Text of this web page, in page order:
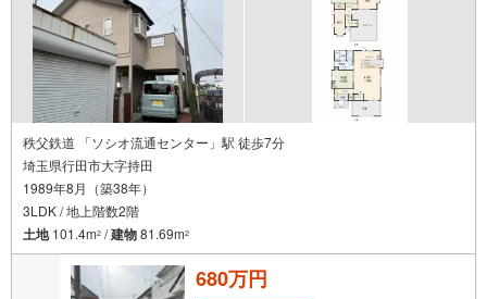
紹介されている物件もご提案できます
秩父鉄道 「ソシオ流通センター」駅 徒歩7分
埼玉県行田市大字持田
1989年8月（築38年）
3LDK / 地上階数2階
土地101.4m2 /建物81.69m2
680万円